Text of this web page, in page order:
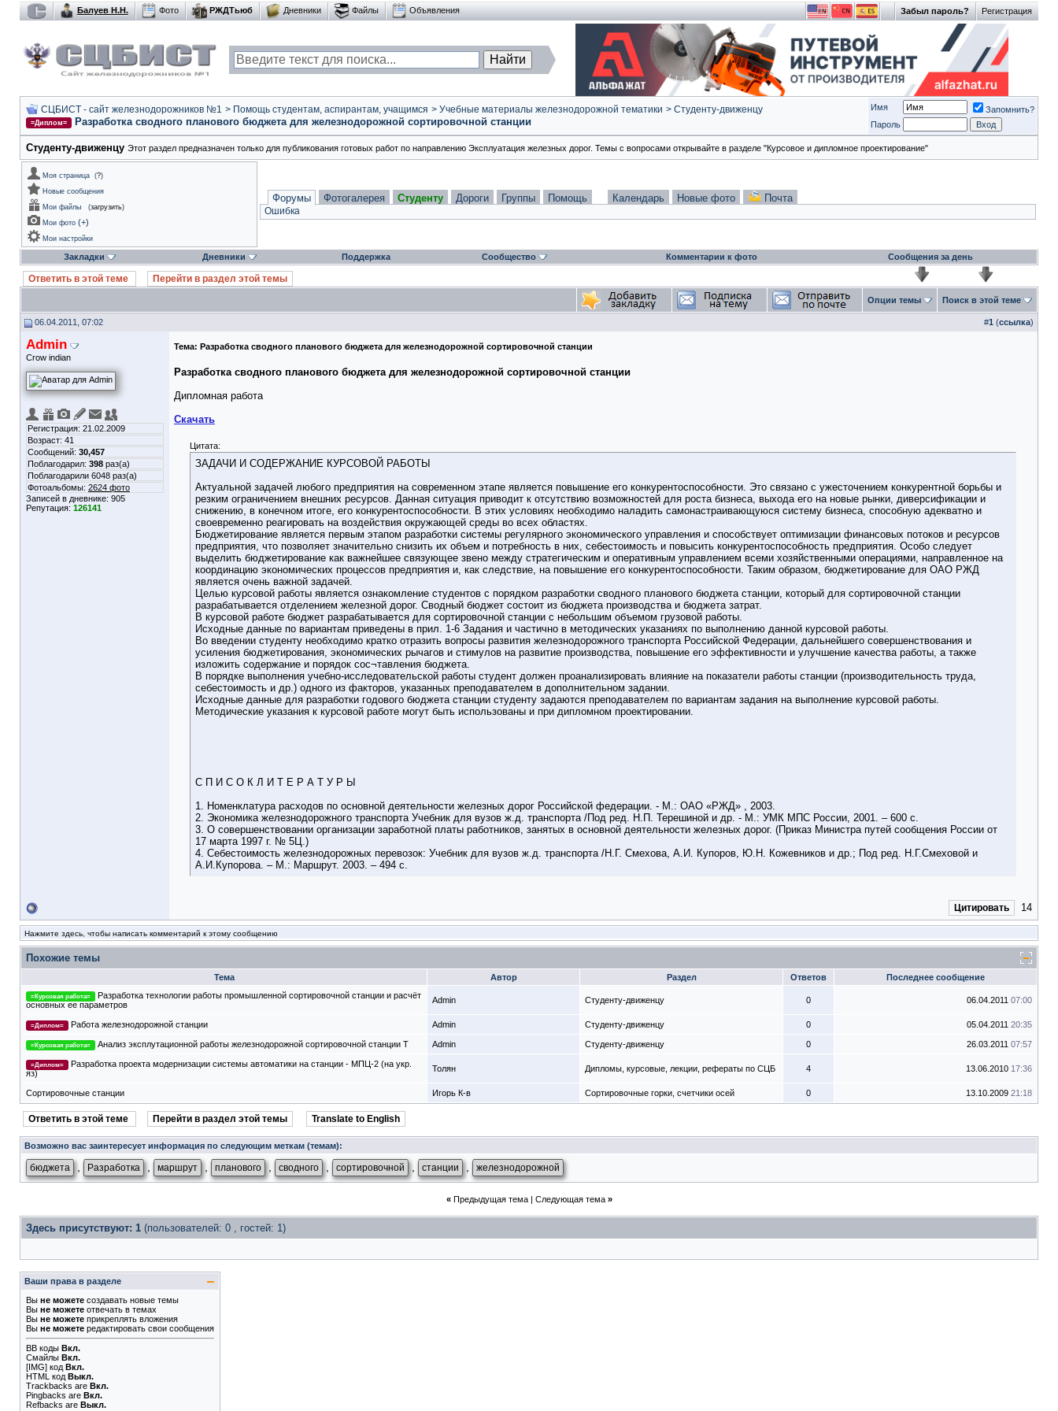
Регистрация
Забыл пароль?
Балуев Н.Н. Фото РЖДТьюб Дневники Файлы Объявления
СЦБИСТ - сайт железнодорожников №1 > Помощь студентам, аспирантам, учащимся > Учебные материалы железнодорожной тематики > Студенту-движeнцу
=Диплом= Разработка сводного планового бюджета для железнодорожной сортировочной станции
Имя
Запомнить?
Пароль
Студенту-движeнцу Этот раздел предназначен только для публикования готовых работ по направлению Эксплуатация железных дорог. Темы с вопросами открывайте в разделе "Курсовое и дипломное проектирование"
Моя страница (?)
Новые сообщения
Мои файлы
(загрузить)
Мои фото (+)
Мои настройки
Форумы Фотогалерея Студенту Дороги Группы Помощь Календарь Новые фото Почта
Ошибка
Закладки Дневники Поддержка Сообщество Комментарии к фото Сообщения за день
Ответить в этой теме Перейти в раздел этой темы
Опции темы Поиск в этой теме
06.04.2011, 07:02 #1 (ссылка)
Admin
Crow indian
Регистрация: 21.02.2009
Возраст: 41
Сообщений: 30,457
Поблагодарил: 398 раз(а)
Поблагодарили 6048 раз(а)
Фотоальбомы: 2624 фото
Записей в дневнике: 905
Репутация: 126141
Тема: Разработка сводного планового бюджета для железнодорожной сортировочной станции
Разработка сводного планового бюджета для железнодорожной сортировочной станции
Дипломная работа
Скачать
Цитата:
ЗАДАЧИ И СОДЕРЖАНИЕ КУРСОВОЙ РАБОТЫ
Актуальной задачей любого предприятия на современном этапе является повышение его конкурентоспособности. Это связано с ужесточением конкурентной борьбы и
резким ограничением внешних ресурсов. Данная ситуация приводит к отсутствию возможностей для роста бизнеса, выхода его на новые рынки, диверсификации и
снижению, в конечном итоге, его конкурентоспособности. В этих условиях необходимо наладить самонастраивающуюся систему бизнеса, способную адекватно и
своевременно реагировать на воздействия окружающей среды во всех областях.
Бюджетирование является первым этапом разработки системы регулярного экономического управления и способствует оптимизации финансовых потоков и ресурсов
предприятия, что позволяет значительно снизить их объем и потребность в них, себестоимость и повысить конкурентоспособность предприятия. Особо следует
выделить бюджетирование как важнейшее связующее звено между стратегическим и оперативным управлением всеми хозяйственными операциями, направленное на
координацию экономических процессов предприятия и, как следствие, на повышение его конкурентоспособности. Таким образом, бюджетирование для ОАО РЖД
является очень важной задачей.
Целью курсовой работы является ознакомление студентов с порядком разработки сводного планового бюджета станции, который для сортировочной станции
разрабатывается отделением железной дорог. Сводный бюджет состоит из бюджета производства и бюджета затрат.
В курсовой работе бюджет разрабатывается для сортировочной станции с небольшим объемом грузовой работы.
Исходные данные по вариантам приведены в прил. 1-6 Задания и частично в методических указаниях по выполнению данной курсовой работы.
Во введении студенту необходимо кратко отразить вопросы развития железнодорожного транспорта Российской Федерации, дальнейшего совершенствования и
усиления бюджетирования, экономических рычагов и стимулов на развитие производства, повышение его эффективности и улучшение качества работы, а также
изложить содержание и порядок сос¬тавления бюджета.
В порядке выполнения учебно-исследовательской работы студент должен проанализировать влияние на показатели работы станции (производительность труда,
себестоимость и др.) одного из факторов, указанных преподавателем в дополнительном задании.
Исходные данные для разработки годового бюджета станции студенту задаются преподавателем по вариантам задания на выполнение курсовой работы.
Методические указания к курсовой работе могут быть использованы и при дипломном проектировании.
С П И С О К Л И Т Е Р А Т У Р Ы
1. Номенклатура расходов по основной деятельности железных дорог Российской федерации. - М.: ОАО «РЖД» , 2003.
2. Экономика железнодорожного транспорта Учебник для вузов ж.д. транспорта /Под ред. Н.П. Терешиной и др. - М.: УМК МПС России, 2001. – 600 с.
3. О совершенствовании организации заработной платы работников, занятых в основной деятельности железных дорог. (Приказ Министра путей сообщения России от
17 марта 1997 г. № 5Ц.)
4. Себестоимость железнодорожных перевозок: Учебник для вузов ж.д. транспорта /Н.Г. Смехова, А.И. Купоров, Ю.Н. Кожевников и др.; Под ред. Н.Г.Смеховой и
А.И.Купорова. – М.: Маршрут. 2003. – 494 с.
Цитировать 14
Нажмите здесь, чтобы написать комментарий к этому сообщению
Похожие темы
Тема Автор Раздел Ответов Последнее сообщение
=Курсовая работа=
Разработка технологии работы промышленной сортировочной станции и расчёт
основных ее параметров
Admin Студенту-движeнцу 0 06.04.2011 07:00
=Диплом= Работа железнодорожной станции Admin Студенту-движeнцу 0 05.04.2011 20:35
=Курсовая работа= Анализ эксплутационной работы железнодорожной сортировочной станции Т Admin Студенту-движeнцу 0 26.03.2011 07:57
=Диплом=
Разработка проекта модернизации системы автоматики на станции - МПЦ-2 (на укр.
яз)
Толян Дипломы, курсовые, лекции, рефераты по СЦБ 4 13.06.2010 17:36
Сортировочные станции Игорь К-в Сортировочные горки, счетчики осей 0 13.10.2009 21:18
Ответить в этой теме Перейти в раздел этой темы Translate to English
Возможно вас заинтересует информация по следующим меткам (темам):
бюджета Разработка маршрут планового сводного сортировочной станции железнодорожной
« Предыдущая тема| Следующая тема »
Здесь присутствуют: 1 (пользователей: 0 , гостей: 1)
Ваши права в разделе
Вы не можете создавать новые темы
Вы не можете отвечать в темах
Вы не можете прикреплять вложения
Вы не можете редактировать свои сообщения
BB коды Вкл.
Смайлы Вкл.
[IMG] код Вкл.
HTML код Выкл.
Trackbacks are Вкл.
Pingbacks are Вкл.
Refbacks are Выкл.